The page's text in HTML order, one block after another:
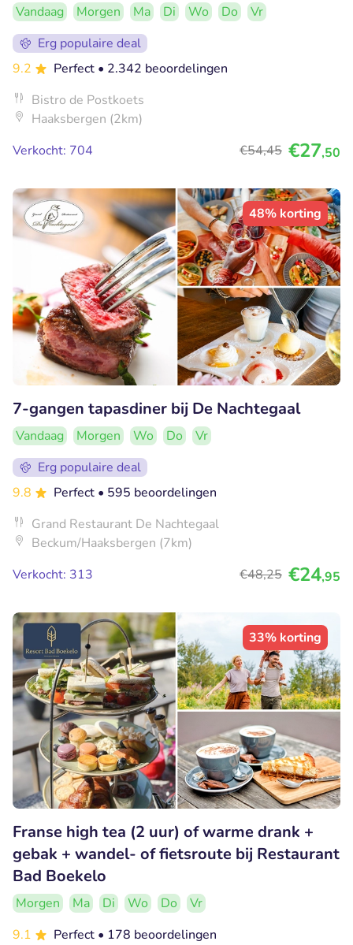
Vandaag Morgen Ma Di Wo Do
Vr
Erg populaire deal
9.2
Perfect • 2.342 beoordelingen
Bistro de Postkoets
Haaksbergen (2km)
Verkocht: 704
€54,45 €27,50
48% korting
7-gangen tapasdiner bij De Nachtegaal
Vandaag Morgen Wo Do
Vr
Erg populaire deal
9.8
Perfect • 595 beoordelingen
Grand Restaurant De Nachtegaal
Beckum/Haaksbergen (7km)
Verkocht: 313
€48,25 €24,95
33% korting
Franse high tea (2 uur) of warme drank +
gebak + wandel- of fietsroute bij Restaurant
Bad Boekelo
Morgen Ma Di Wo Do
Vr
9.1
Perfect • 178 beoordelingen